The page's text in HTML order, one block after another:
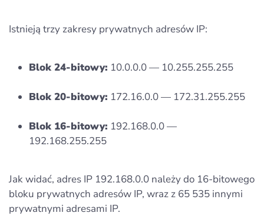
Istnieją trzy zakresy prywatnych adresów IP:
Blok 24-bitowy: 10.0.0.0 — 10.255.255.255
Blok 20-bitowy: 172.16.0.0 — 172.31.255.255
Blok 16-bitowy: 192.168.0.0 —
192.168.255.255
Jak widać, adres IP 192.168.0.0 należy do 16-bitowego
bloku prywatnych adresów IP, wraz z 65 535 innymi
prywatnymi adresami IP.